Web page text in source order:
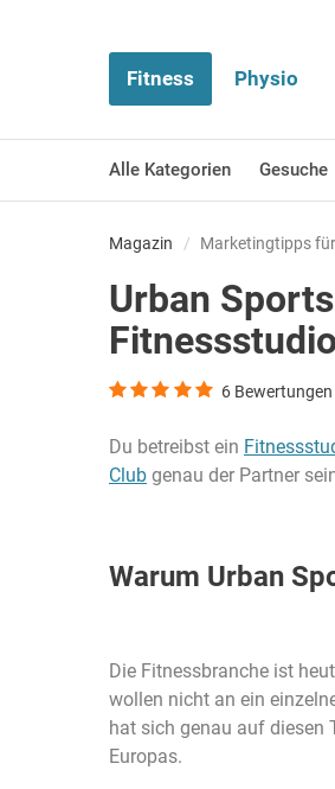
Fitness Physio
Alle Kategorien Gesuche
Magazin Marketingtipps
Urban
Fitnessstudio
6Bewertungen
Du betreibst ein
Club genau der Partner
Warum Urban
Die Fitnessbranche ist
wollen nicht an ein
hat sich genau auf diesen
Europas.